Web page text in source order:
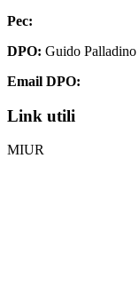
Pec:
DPO: Guido Palladino
Email DPO:
Link utili
MIUR